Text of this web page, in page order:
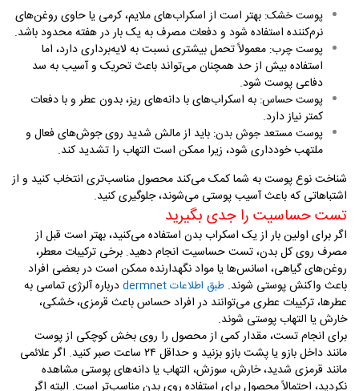
پوست خشک: بهتر است از اسکراب‌های ملایم، کرمی یا حاوی روغن‌های
نرم‌کننده استفاده شود و دفعات مصرف به یک بار در هفته محدود باشد.
پوست چرب: معمولاً تحمل بیشتری نسبت به لایه‌برداری دارد، اما
استفاده بیش از حد همچنان می‌تواند باعث تحریک و آسیب به سد
دفاعی پوست شود.
پوست حساس: به اسکراب‌های با دانه‌های ریز، بدون عطر و با دفعات
کمتر نیاز دارد.
پوست مستعد جوش بدن: باید از مالش شدید روی جوش‌های فعال و
ملتهب خودداری شود، زیرا ممکن است التهاب را تشدید کند.
شناخت نوع پوست به شما کمک می‌کند محصول مناسب‌تری انتخاب کنید و از
اشتباهاتی که باعث آسیب پوستی می‌شوند، جلوگیری کنید.
تست حساسیت را جدی بگیرید
اگر برای اولین بار از یک اسکراب بدن استفاده می‌کنید، بهتر است قبل از
مصرف روی کل بدن، تست حساسیت انجام دهید. برخی ترکیبات معطر،
روغن‌های گیاهی، اسانس‌ها یا مواد نگهدارنده ممکن است در بعضی افراد
باعث واکنش پوستی شوند. طبق اطلاعات dermnet
درباره آلرژی تماسی به
عطرها، ترکیبات عطری می‌توانند در افراد حساس باعث قرمزی، خشکی،
خارش یا التهاب پوستی شوند.
برای انجام تست، مقدار کمی از محصول را روی بخش کوچکی از پوست
مانند داخل بازو یا پشت بازو بزنید و حداقل ۲۴ ساعت صبر کنید. اگر علائمی
مانند قرمزی شدید، خارش، سوزش، التهاب یا دانه‌های پوستی مشاهده
نکردید، احتمالاً محصول برای استفاده روی بدن مناسب‌تر است. البته اگر